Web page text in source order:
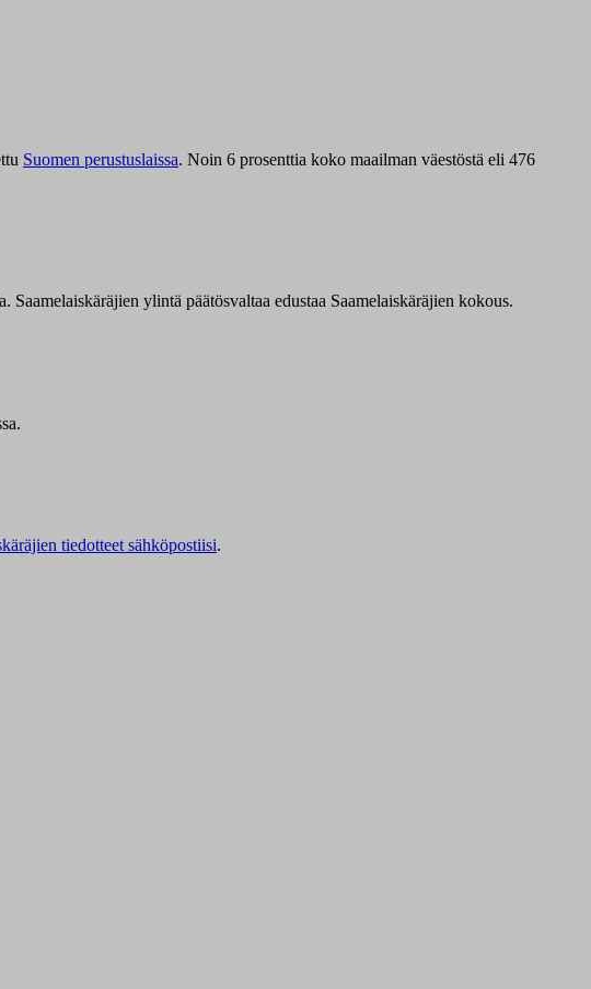
Suomen perustuslaissa. Noin 6 prosenttia koko maailman väestöstä eli 476
ylintä päätösvaltaa edustaa Saamelaiskäräjien kokous.
tiedotteet sähköpostiisi.